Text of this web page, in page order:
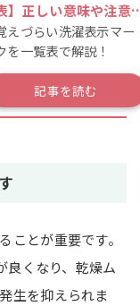
】正しい意味や注意
ントを解説
えづらい洗濯表示マー
を一覧表で解説！
記事を読む
ことが重要です。
良くなり、乾燥ム
生を抑えられま